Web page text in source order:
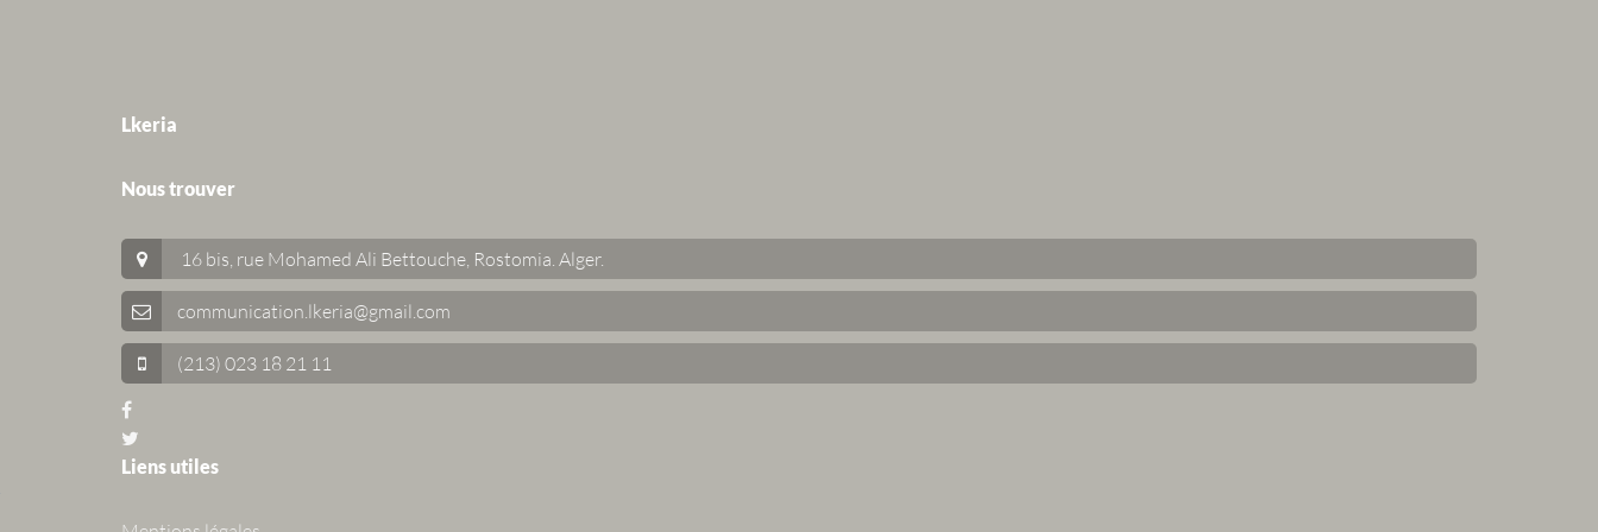
Lkeria
Nous trouver
16 bis, rue Mohamed Ali Bettouche, Rostomia. Alger.
communication.lkeria@gmail.com
(213) 023 18 21 11
Liens utiles